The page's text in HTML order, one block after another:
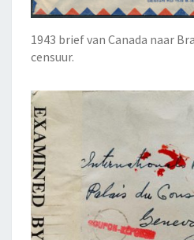
1943 brief van Canada naar
censuur.